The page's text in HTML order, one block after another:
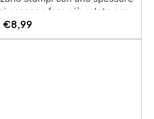
€8,99